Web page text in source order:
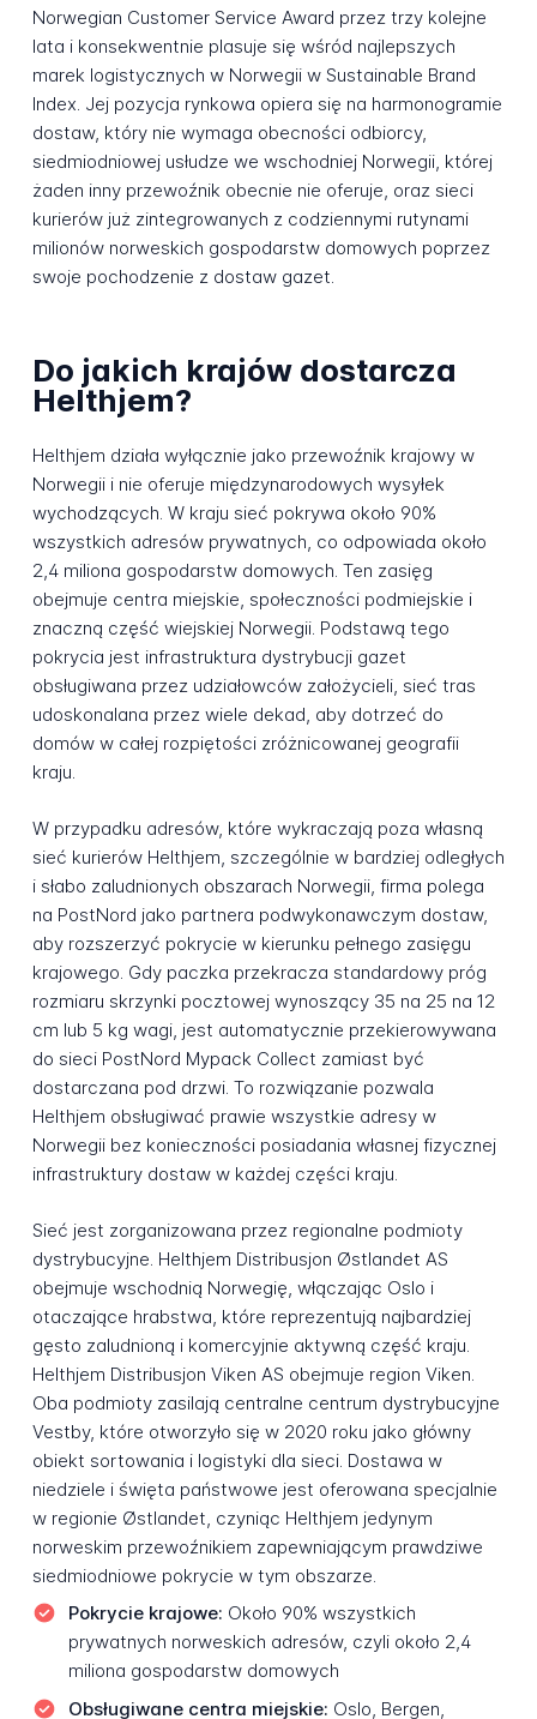
Norwegian Customer Service Award przez trzy kolejne
lata i konsekwentnie plasuje się wśród najlepszych
marek logistycznych w Norwegii w Sustainable Brand
Index. Jej pozycja rynkowa opiera się na harmonogramie
dostaw, który nie wymaga obecności odbiorcy,
siedmiodniowej usłudze we wschodniej Norwegii, której
żaden inny przewoźnik obecnie nie oferuje, oraz sieci
kurierów już zintegrowanych z codziennymi rutynami
milionów norweskich gospodarstw domowych poprzez
swoje pochodzenie z dostaw gazet.
Do jakich krajów dostarcza
Helthjem?
Helthjem działa wyłącznie jako przewoźnik krajowy w
Norwegii i nie oferuje międzynarodowych wysyłek
wychodzących. W kraju sieć pokrywa około 90%
wszystkich adresów prywatnych, co odpowiada około
2,4 miliona gospodarstw domowych. Ten zasięg
obejmuje centra miejskie, społeczności podmiejskie i
znaczną część wiejskiej Norwegii. Podstawą tego
pokrycia jest infrastruktura dystrybucji gazet
obsługiwana przez udziałowców założycieli, sieć tras
udoskonalana przez wiele dekad, aby dotrzeć do
domów w całej rozpiętości zróżnicowanej geografii
kraju.
W przypadku adresów, które wykraczają poza własną
sieć kurierów Helthjem, szczególnie w bardziej odległych
i słabo zaludnionych obszarach Norwegii, firma polega
na PostNord jako partnera podwykonawczym dostaw,
aby rozszerzyć pokrycie w kierunku pełnego zasięgu
krajowego. Gdy paczka przekracza standardowy próg
rozmiaru skrzynki pocztowej wynoszący 35 na 25 na 12
cm lub 5 kg wagi, jest automatycznie przekierowywana
do sieci PostNord Mypack Collect zamiast być
dostarczana pod drzwi. To rozwiązanie pozwala
Helthjem obsługiwać prawie wszystkie adresy w
Norwegii bez konieczności posiadania własnej fizycznej
infrastruktury dostaw w każdej części kraju.
Sieć jest zorganizowana przez regionalne podmioty
dystrybucyjne. Helthjem Distribusjon Østlandet AS
obejmuje wschodnią Norwegię, włączając Oslo i
otaczające hrabstwa, które reprezentują najbardziej
gęsto zaludnioną i komercyjnie aktywną część kraju.
Helthjem Distribusjon Viken AS obejmuje region Viken.
Oba podmioty zasilają centralne centrum dystrybucyjne
Vestby, które otworzyło się w 2020 roku jako główny
obiekt sortowania i logistyki dla sieci. Dostawa w
niedziele i święta państwowe jest oferowana specjalnie
w regionie Østlandet, czyniąc Helthjem jedynym
norweskim przewoźnikiem zapewniającym prawdziwe
siedmiodniowe pokrycie w tym obszarze.
Pokrycie krajowe: Około 90% wszystkich
prywatnych norweskich adresów, czyli około 2,4
miliona gospodarstw domowych
Obsługiwane centra miejskie: Oslo, Bergen,